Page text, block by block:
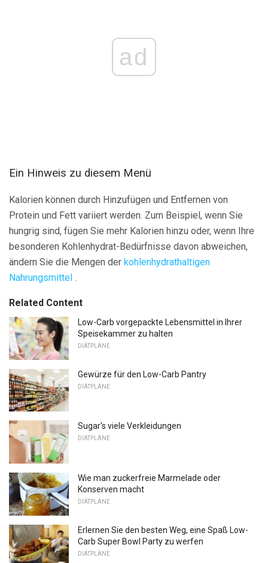
ad
Ein Hinweis zu diesem Menü
Kalorien können durch Hinzufügen und Entfernen von
Protein und Fett variiert werden. Zum Beispiel, wenn Sie
hungrig sind, fügen Sie mehr Kalorien hinzu oder, wenn Ihre
besonderen Kohlenhydrat-Bedürfnisse davon abweichen,
ändern Sie die Mengen der kohlenhydrathaltigen
Nahrungsmittel .
Related Content
Low-Carb vorgepackte Lebensmittel in Ihrer
Speisekammer zu halten
DIÄTPLÄNE
Gewürze für den Low-Carb Pantry
DIÄTPLÄNE
Sugar's viele Verkleidungen
DIÄTPLÄNE
Wie man zuckerfreie Marmelade oder
Konserven macht
DIÄTPLÄNE
Erlernen Sie den besten Weg, eine Spaß Low-
Carb Super Bowl Party zu werfen
DIÄTPLÄNE